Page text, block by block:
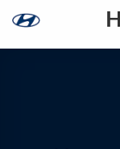
content